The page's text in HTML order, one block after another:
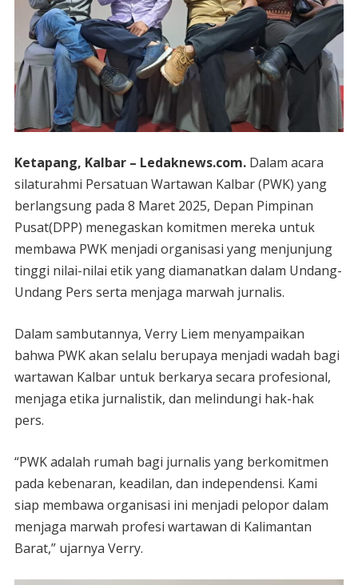
Ketapang, Kalbar – Ledaknews.com.Dalam acara
silaturahmi Persatuan Wartawan Kalbar (PWK) yang
berlangsung pada 8 Maret 2025, Depan Pimpinan
Pusat(DPP) menegaskan komitmen mereka untuk
membawa PWK menjadi organisasi yang menjunjung
tinggi nilai-nilai etik yang diamanatkan dalam Undang-
Undang Pers serta menjaga marwah jurnalis.
Dalam sambutannya, Verry Liem menyampaikan
bahwa PWK akan selalu berupaya menjadi wadah bagi
wartawan Kalbar untuk berkarya secara profesional,
menjaga etika jurnalistik, dan melindungi hak-hak
pers.
“PWK adalah rumah bagi jurnalis yang berkomitmen
pada kebenaran, keadilan, dan independensi. Kami
siap membawa organisasi ini menjadi pelopor dalam
menjaga marwah profesi wartawan di Kalimantan
Barat,” ujarnya Verry.